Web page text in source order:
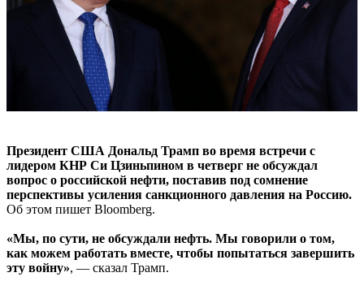
Президент США Дональд Трамп во время встречи с
лидером КНР Си Цзиньпином в четверг не обсуждал
вопрос о российской нефти, поставив под сомнение
перспективы усиления санкционного давления на Россию.
Об этом пишет Bloomberg.
«Мы, по сути, не обсуждали нефть. Мы говорили о том,
как можем работать вместе, чтобы попытаться завершить
эту войну», — сказал Трамп.